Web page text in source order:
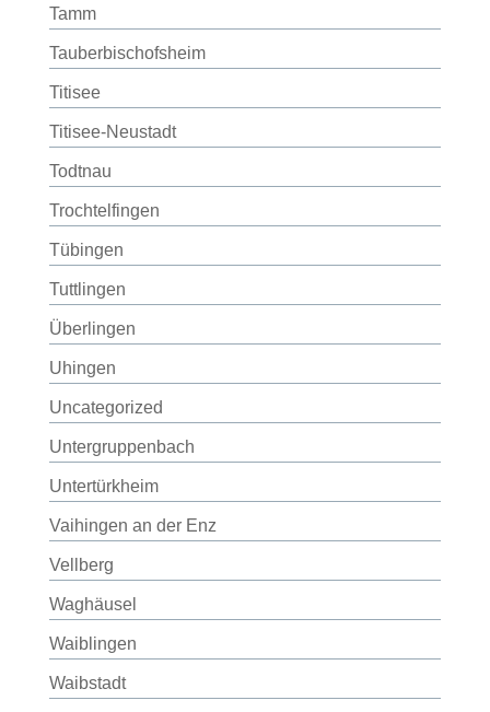
Tamm
Tauberbischofsheim
Titisee
Titisee-Neustadt
Todtnau
Trochtelfingen
Tübingen
Tuttlingen
Überlingen
Uhingen
Uncategorized
Untergruppenbach
Untertürkheim
Vaihingen an der Enz
Vellberg
Waghäusel
Waiblingen
Waibstadt